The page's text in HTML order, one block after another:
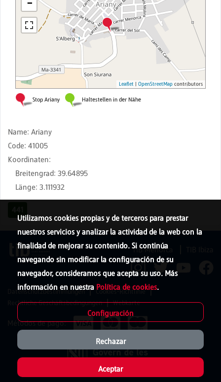
Name: Ariany
Code: 41005
Koordinaten:
Breitengrad: 39.64895
Länge: 3.111932
Utilizamos cookies propias y de terceros para prestar
nuestros servicios y analizar la actividad de la web con la
finalidad de mejorar su contenido. Si continúa
navegando sin modificar la configuración de su
navegador, consideramos que acepta su uso. Más
información en nuestra Política de cookies.
Configuración
Rechazar
Aceptar
TIB Menorca
Datenschutzbestimmungen
Cookies-Richtlinie
Rechtliche Geschäftsbedingungen
Webkarte
Métodos de pago: